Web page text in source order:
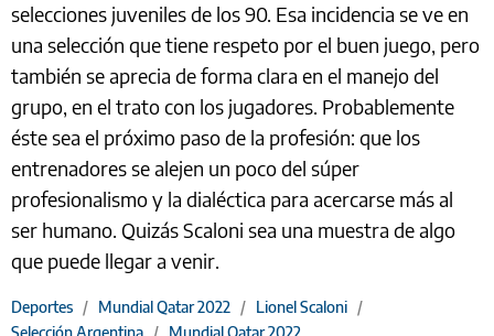
selecciones juveniles de los 90. Esa incidencia se ve en
una selección que tiene respeto por el buen juego, pero
también se aprecia de forma clara en el manejo del
grupo, en el trato con los jugadores. Probablemente
éste sea el próximo paso de la profesión: que los
entrenadores se alejen un poco del súper
profesionalismo y la dialéctica para acercarse más al
ser humano. Quizás Scaloni sea una muestra de algo
que puede llegar a venir.
Deportes / Mundial Qatar 2022 / Lionel Scaloni /